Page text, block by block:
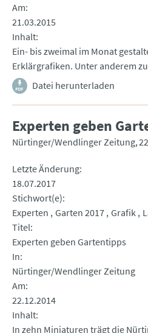
Am
21.03.2015
Inhalt
Ein- bis zweimal im Monat
Erklärgrafiken. Unter anderem
Datei herunterladen
Experten geben
Nürtinger/Wendlinger Zeitung
Letzte Änderung
18.07.2017
Stichwort(e)
Experten Garten 2017 Grafik
Titel
Experten geben Gartentipps
In
Nürtinger/Wendlinger Zeitung
Am
22.12.2014
Inhalt
In zehn Miniaturen trägt die